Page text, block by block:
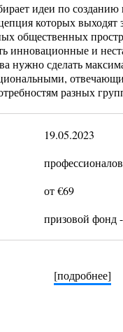
идеи по
которых выходят
общественных
инновационные и
нужно сделать
разных
19.05.2023
от €69
призовой фонд
[подробнее]